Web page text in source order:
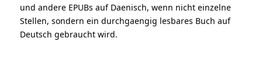
und andere EPUBs auf Daenisch, wenn nicht einzelne
Stellen, sondern ein durchgaengig lesbares Buch auf
Deutsch gebraucht wird.